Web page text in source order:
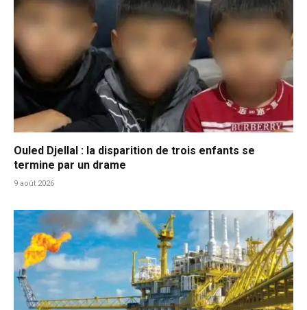
Ouled Djellal : la disparition de trois enfants se
termine par un drame
9 août 2026